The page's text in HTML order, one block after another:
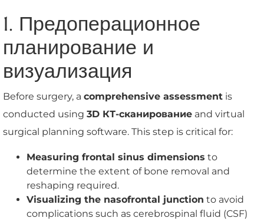
1. Предоперационное
планирование и
визуализация
Before surgery, a comprehensive assessment is
conducted using 3D КТ-сканирование and virtual
surgical planning software. This step is critical for:
Measuring frontal sinus dimensions to
determine the extent of bone removal and
reshaping required.
Visualizing the nasofrontal junction to avoid
complications such as cerebrospinal fluid (CSF)